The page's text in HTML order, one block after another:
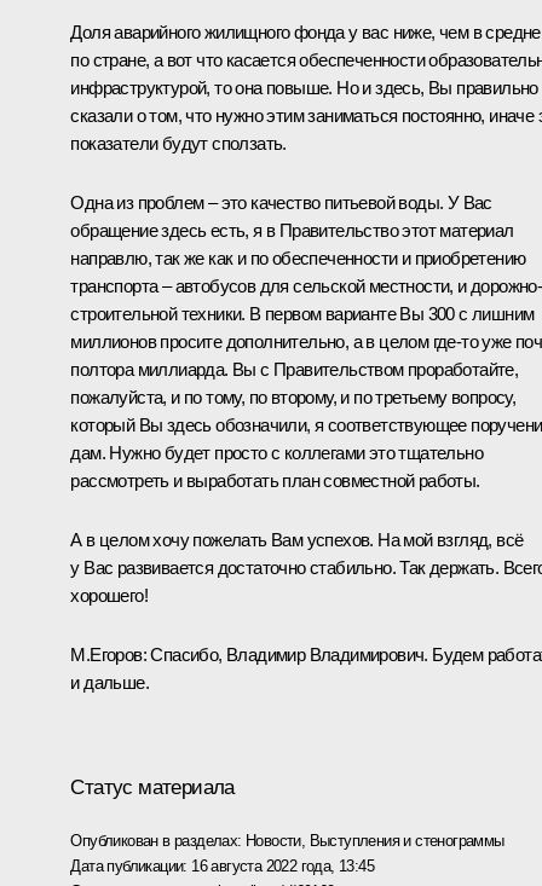
Доля аварийного жилищного фонда у вас ниже, чем в
по стране, а вот что касается обеспеченности
инфраструктурой, то она повыше. Но и здесь, Вы правильно
сказали о том, что нужно этим заниматься постоянно, иначе
показатели будут сползать.
Одна из проблем – это качество питьевой воды. У Вас
обращение здесь есть, я в Правительство этот материал
направлю, так же как и по обеспеченности и приобретению
транспорта – автобусов для сельской местности, и дорожно-
строительной техники. В первом варианте Вы 300 с лишним
миллионов просите дополнительно, а в целом где-то уже
полтора миллиарда. Вы с Правительством проработайте,
пожалуйста, и по тому, по второму, и по третьему вопросу,
который Вы здесь обозначили, я соответствующее
дам. Нужно будет просто с коллегами это тщательно
рассмотреть и выработать план совместной работы.
А в целом хочу пожелать Вам успехов. На мой взгляд, всё
у Вас развивается достаточно стабильно. Так держать.
хорошего!
М.Егоров:Спасибо, Владимир Владимирович. Будем
и дальше.
Статус материала
Опубликован в разделах: Новости, Выступления и стенограммы
Дата публикации: 16 августа 2022 года, 13:45